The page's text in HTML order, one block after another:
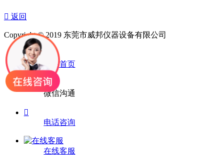
 返回
Copyright © 2019 东莞市威邦仪器设备有限公司

网站首页

微信沟通

电话咨询
在线客服